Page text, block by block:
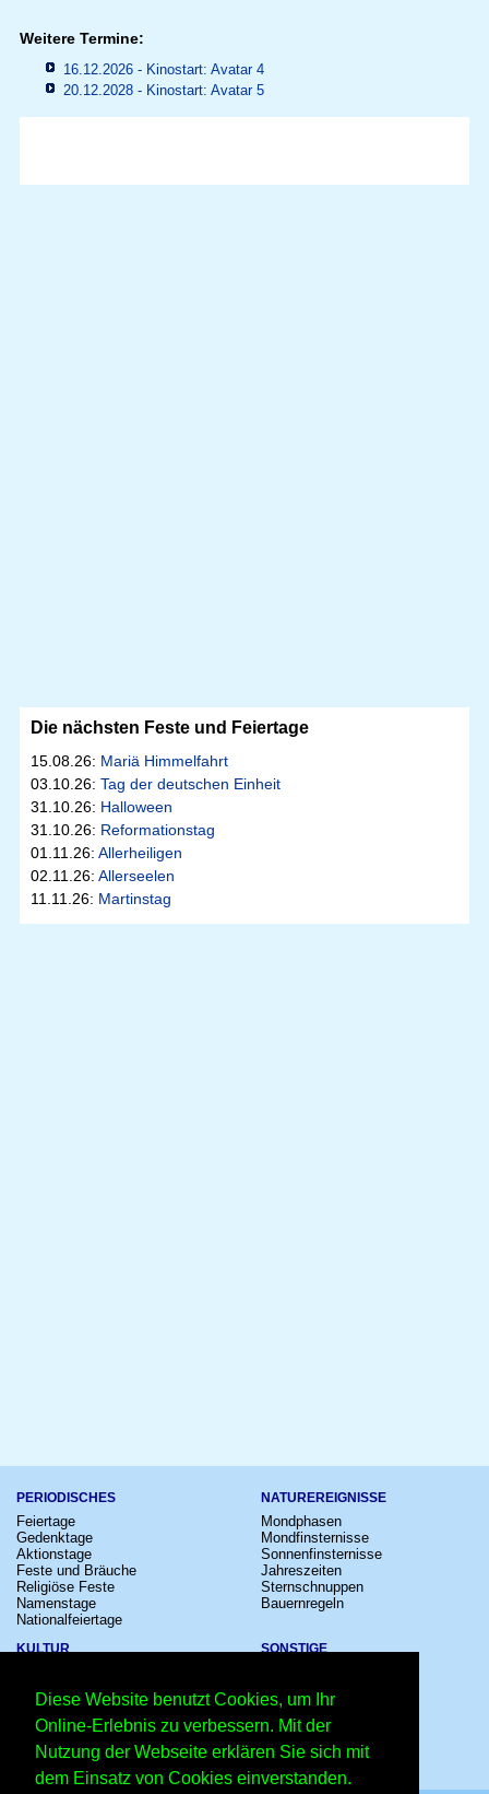
Diese Website benutzt Cookies, um Ihr
Online-Erlebnis zu verbessern. Mit der
Nutzung der Webseite erklären Sie sich mit
dem Einsatz von Cookies einverstanden.
Weitere Termine:
16.12.2026 - Kinostart: Avatar 4
20.12.2028 - Kinostart: Avatar 5
Die nächsten Feste und Feiertage
15.08.26: Mariä Himmelfahrt
03.10.26: Tag der deutschen Einheit
31.10.26: Halloween
31.10.26: Reformationstag
01.11.26: Allerheiligen
02.11.26: Allerseelen
11.11.26: Martinstag
PERIODISCHES
Feiertage
Gedenktage
Aktionstage
Feste und Bräuche
Religiöse Feste
Namenstage
Nationalfeiertage
NATUREREIGNISSE
Mondphasen
Mondfinsternisse
Sonnenfinsternisse
Jahreszeiten
Sternschnuppen
Bauernregeln
KULTUR
Festivals
Großevents
Fußball
Comedy
Shows
SONSTIGE
Schalttage
Wahltage
Messen
Erinnerungen
Volksfeste